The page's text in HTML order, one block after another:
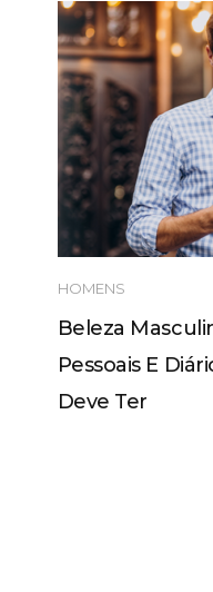
HOMENS
Beleza
Pessoais E
Deve Ter